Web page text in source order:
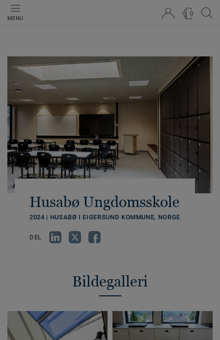
MENU
0
Husabø Ungdomsskole
2024 | HUSABØ I EIGERSUND KOMMUNE, NORGE
DEL
Bildegalleri